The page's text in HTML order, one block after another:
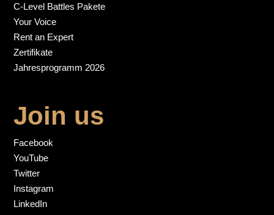
C-Level Battles Pakete
Your Voice
Rent an Expert
Zertifikate
Jahresprogramm 2026
Join us
Facebook
YouTube
Twitter
Instagram
LinkedIn